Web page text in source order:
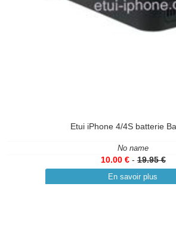
Etui iPhone 4/4S batterie
No name
10.00 €-19.95 €
En savoir plus